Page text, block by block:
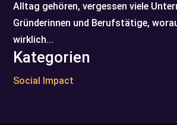
Alltag gehören, vergessen viele
Gründerinnen und Berufstätige,
wirklich...
Kategorien
Social Impact